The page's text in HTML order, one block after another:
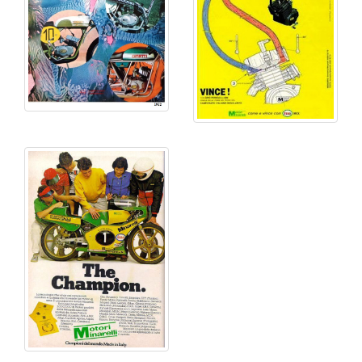
En la actualidad, la marca fabrica principalmente
motores de 50 cc para escúteres con el nombre
Minarelli . La compañía es propiedad de Yamaha y es
el mayor competidor de Piaggio en el mercado de los
escúteres. A diferencia de este último, Minarelli no
fabrica escúteres completos sino solo los motores.
Los utilizados por APRILIA en los modelos Pegaso
650 (ya descatalogados) también procedían de
Minarelli.
Motocicletas competición, caza récords
- Carlotta 175: de 173.6 cc
del pistón, 30 CV/9 500 rpm, 5 velocidades, bastidor
tubular continuodoble cuna
horquilla telescópica / rígida, frenos de tambor central
D/T, neumáticos D/T 3.00 x 12”/2.75 x 18”, velocidad
máxima 193 km/h y 77 kg. 1971
- Record Racer 75: de 74.7 cc